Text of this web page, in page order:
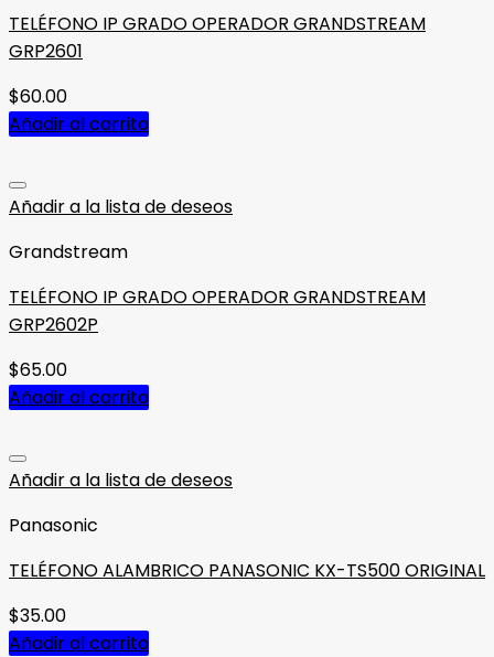
TELÉFONO IP GRADO OPERADOR GRANDSTREAM
GRP2601
$60.00
Añadir al carrito
Añadir a la lista de deseos
Grandstream
TELÉFONO IP GRADO OPERADOR GRANDSTREAM
GRP2602P
$65.00
Añadir al carrito
Añadir a la lista de deseos
Panasonic
TELÉFONO ALAMBRICO PANASONIC KX-TS500 ORIGINAL
$35.00
Añadir al carrito